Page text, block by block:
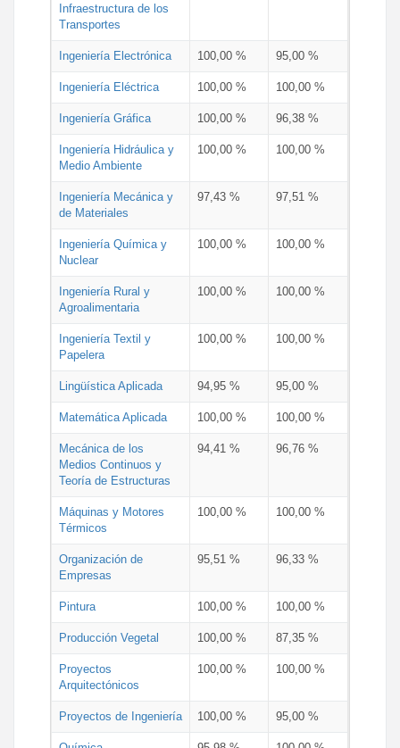
Infraestructura de los
Transportes
Ingeniería Electrónica 100,00 % 95,00 %
Ingeniería Eléctrica 100,00 % 100,00 %
Ingeniería Gráfica 100,00 % 96,38 %
Ingeniería Hidráulica y
Medio Ambiente
100,00 % 100,00 %
Ingeniería Mecánica y
de Materiales
97,43 % 97,51 %
Ingeniería Química y
Nuclear
100,00 % 100,00 %
Ingeniería Rural y
Agroalimentaria
100,00 % 100,00 %
Ingeniería Textil y
Papelera
100,00 % 100,00 %
Lingüística Aplicada 94,95 % 95,00 %
Matemática Aplicada 100,00 % 100,00 %
Mecánica de los
Medios Continuos y
Teoría de Estructuras
94,41 % 96,76 %
Máquinas y Motores
Térmicos
100,00 % 100,00 %
Organización de
Empresas
95,51 % 96,33 %
Pintura 100,00 % 100,00 %
Producción Vegetal 100,00 % 87,35 %
Proyectos
Arquitectónicos
100,00 % 100,00 %
Proyectos de Ingeniería 100,00 % 95,00 %